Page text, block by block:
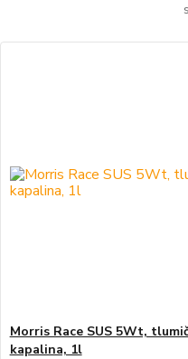
Morris Race SUS 5Wt,
kapalina, 1l